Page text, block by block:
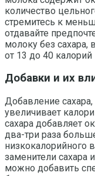
количество
стремитесь к
отдавайте
молоку без сахара,
от 13 до 40 калорий
Добавки и их
Добавление
увеличивает
сахара добавляет
два-три раза
низкокалорийного
заменители сахара
можно добавить